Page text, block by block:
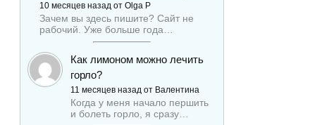
10 месяцев назад от Olga P
Зачем вы здесь пишите? Сайт не
рабочий. Уже больше года…
Как лимоном можно лечить
горло?
11 месяцев назад от Валентина
Когда у меня начало першить
и болеть горло, я сразу…